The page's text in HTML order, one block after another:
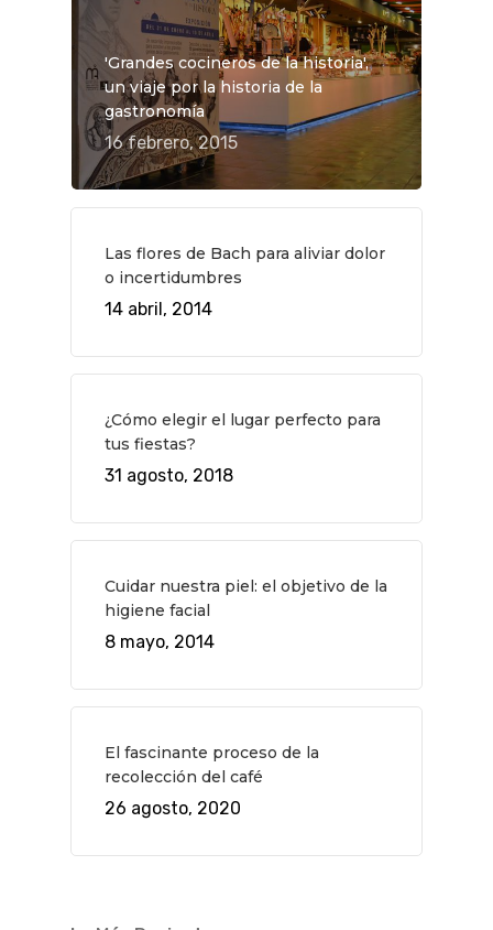
'Grandes cocineros de la historia',
un viaje por la historia de la
gastronomía
16 febrero, 2015
Las flores de Bach para aliviar dolor
o incertidumbres
14 abril, 2014
¿Cómo elegir el lugar perfecto para
tus fiestas?
31 agosto, 2018
Cuidar nuestra piel: el objetivo de la
higiene facial
8 mayo, 2014
El fascinante proceso de la
recolección del café
26 agosto, 2020
QUÉ HACER
Teatro
Novedades
Rutas Por Madrid
Bares Y Cafés
BEAUTY
CONTACTO